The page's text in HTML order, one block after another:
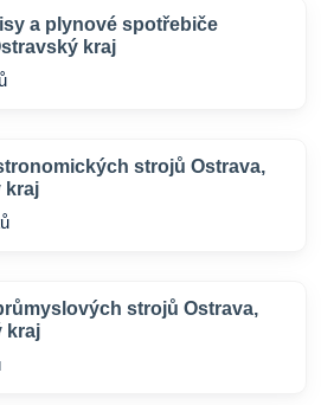
a plynové spotřebiče
kraj
strojů Ostrava,
kraj
strojů Ostrava,
kraj